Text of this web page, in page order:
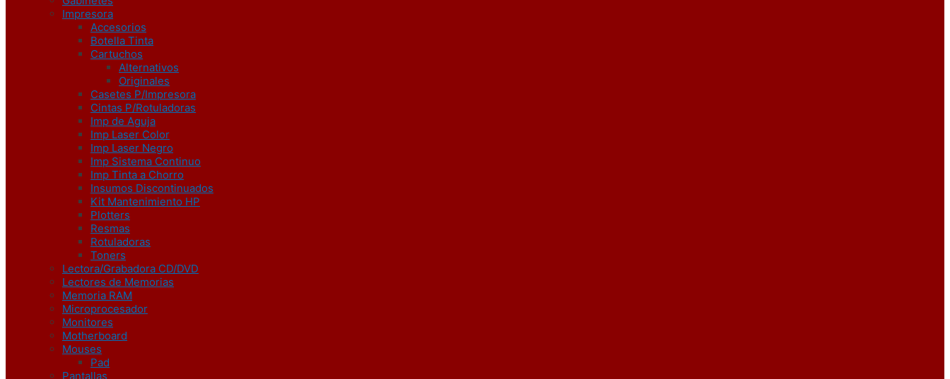
Impresora
Accesorios
Botella Tinta
Cartuchos
Alternativos
Originales
Casetes P/Impresora
Cintas P/Rotuladoras
Imp de Aguja
Imp Laser Color
Imp Laser Negro
Imp Sistema Continuo
Imp Tinta a Chorro
Insumos Discontinuados
Kit Mantenimiento HP
Plotters
Resmas
Rotuladoras
Toners
Lectora/Grabadora CD/DVD
Lectores de Memorias
Memoria RAM
Microprocesador
Monitores
Motherboard
Mouses
Pad
Pantallas